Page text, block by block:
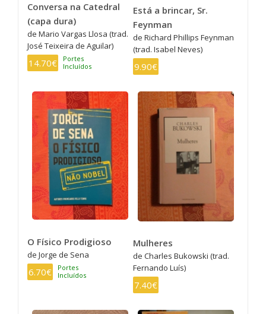
Conversa na Catedral
(capa dura)
de Mario Vargas Llosa (trad.
José Teixeira de Aguilar)
14.70€
Portes
Incluídos
Está a brincar, Sr.
Feynman
de Richard Phillips Feynman
(trad. Isabel Neves)
9.90€
O Físico Prodigioso
de Jorge de Sena
6.70€
Portes
Incluídos
Mulheres
de Charles Bukowski (trad.
Fernando Luís)
7.40€